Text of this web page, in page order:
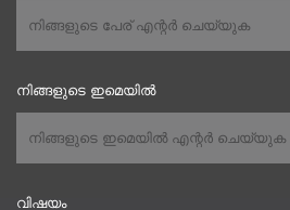
നിങ്ങളുടെ ഇമെയിൽ
വിഷയം